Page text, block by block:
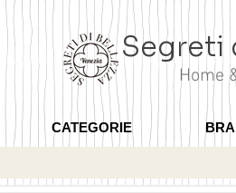
Segreti
Home
CATEGORIE